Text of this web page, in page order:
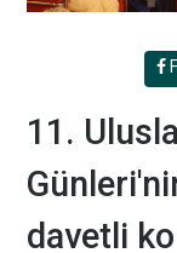
11.
davetli